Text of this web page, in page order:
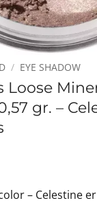
/ EYE SHADOW
Loose
gr. –
– Celestine